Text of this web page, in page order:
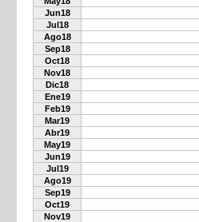
Jun18
Jul18
Ago18
Sep18
Oct18
Nov18
Dic18
Ene19
Feb19
Mar19
Abr19
May19
Jun19
Jul19
Ago19
Sep19
Oct19
Nov19